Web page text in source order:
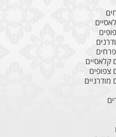
פרחים
קלאסיים
צפופים
מודרניים